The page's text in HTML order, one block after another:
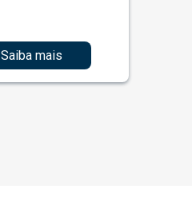
Saiba mais